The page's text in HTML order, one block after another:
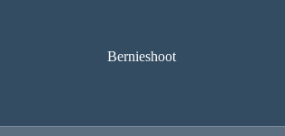
Bernieshoot